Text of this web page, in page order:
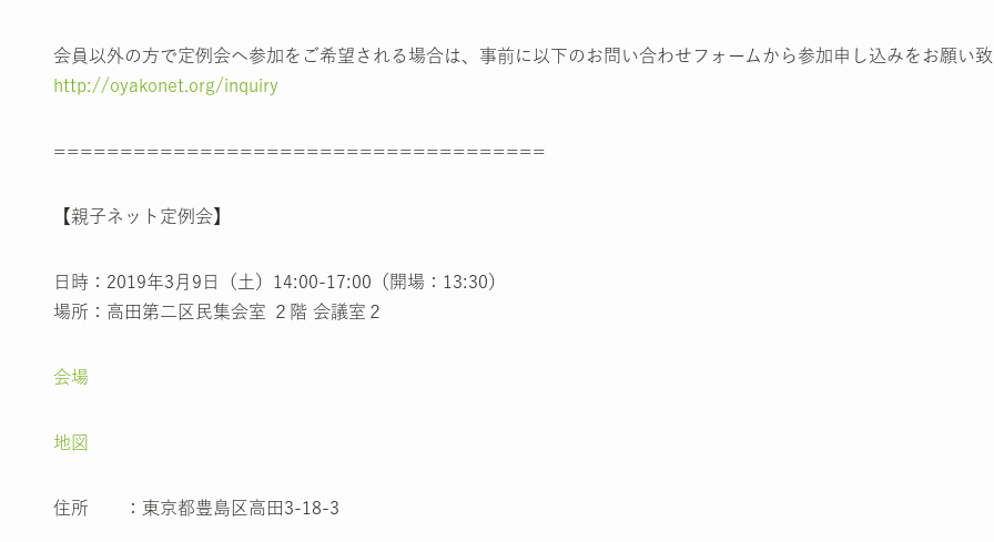
会員以外の方で定例会へ参加をご希望される場合は、事前に以下のお問い合わせフォームから参加申し込みをお願い
http://oyakonet.org/inquiry
=====================================
【親子ネット定例会】
日時：2019年3月9日（土）14:00-17:00（開場：13:30）
場所：高田第二区民集会室 ２階 会議室２
会場
地図
住所 ：東京都豊島区高田3-18-3